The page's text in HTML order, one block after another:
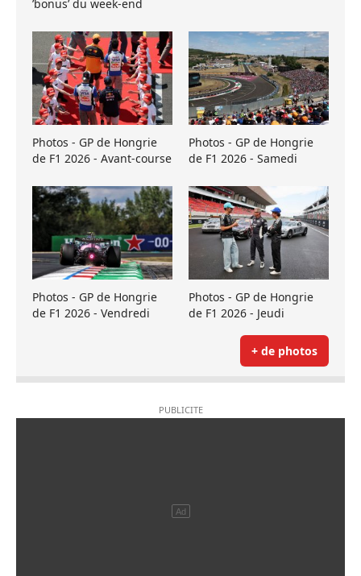
’bonus’ du week-end
Photos - GP de Hongrie
de F1 2026 - Avant-course
Photos - GP de Hongrie
de F1 2026 - Samedi
Photos - GP de Hongrie
de F1 2026 - Vendredi
Photos - GP de Hongrie
de F1 2026 - Jeudi
+ de photos